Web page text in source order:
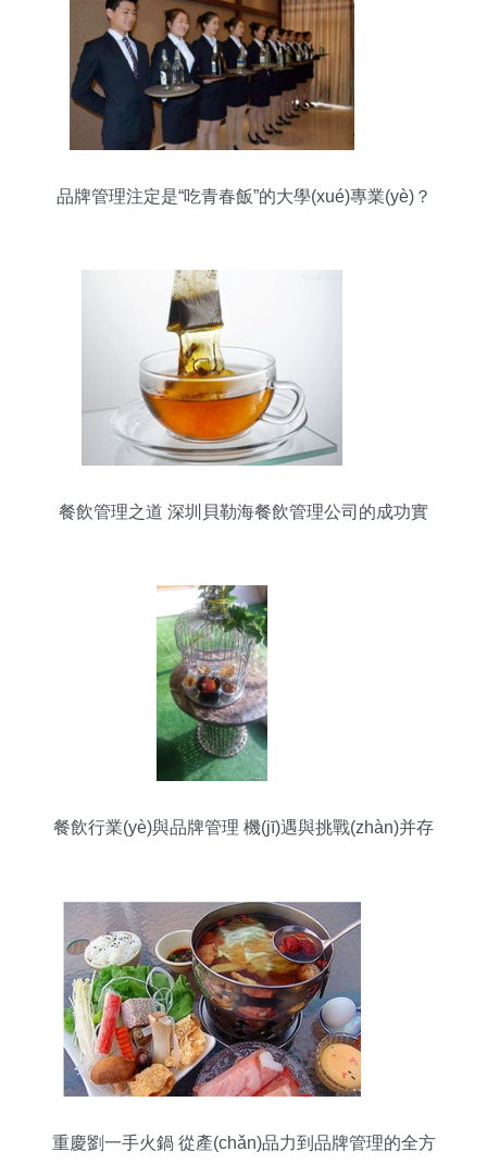
品牌管理注定是“吃青春飯”的大學(xué)專業(yè)？
餐飲管理之道 深圳貝勒海餐飲管理公司的成功實
餐飲行業(yè)與品牌管理 機(jī)遇與挑戰(zhàn)并存
重慶劉一手火鍋 從產(chǎn)品力到品牌管理的全方